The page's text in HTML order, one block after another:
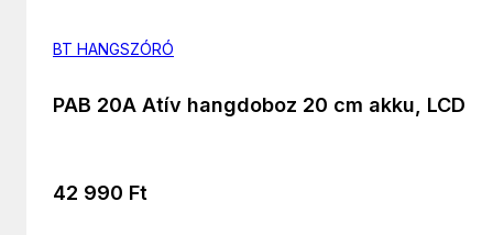
BT HANGSZÓRÓ
PAB 20A Atív hangdoboz 20 cm akku, LCD
42 990 Ft